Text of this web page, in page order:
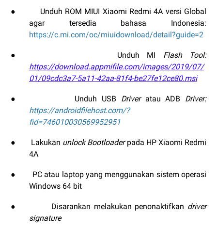
●
Unduh ROM MIUI Xiaomi Redmi 4A versi Global
agar tersedia bahasa Indonesia:
https://c.mi.com/oc/miuidownload/detail?guide=2
● Unduh MI Flash Tool:
https://download.appmifile.com/images/2019/07/
01/09cdc3a7-5a11-42aa-81f4-be27fe12ce80.msi
● Unduh USB Driver atau ADB Driver:
https://androidfilehost.com/?
fid=746010030569952951
● Lakukan unlock Bootloaderpada HP Xiaomi Redmi
4A
●
PC atau laptop yang menggunakan sistem operasi
Windows 64 bit
● Disarankan melakukan penonaktifkan driver
signature